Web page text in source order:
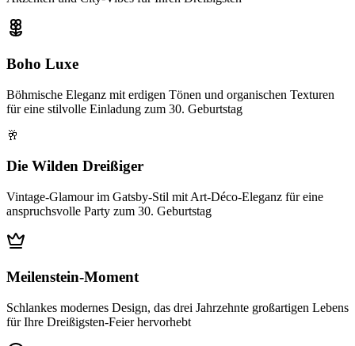
Boho Luxe
Böhmische Eleganz mit erdigen Tönen und organischen Texturen
für eine stilvolle Einladung zum 30. Geburtstag
🥂
Die Wilden Dreißiger
Vintage-Glamour im Gatsby-Stil mit Art-Déco-Eleganz für eine
anspruchsvolle Party zum 30. Geburtstag
Meilenstein-Moment
Schlankes modernes Design, das drei Jahrzehnte großartigen Lebens
für Ihre Dreißigsten-Feier hervorhebt